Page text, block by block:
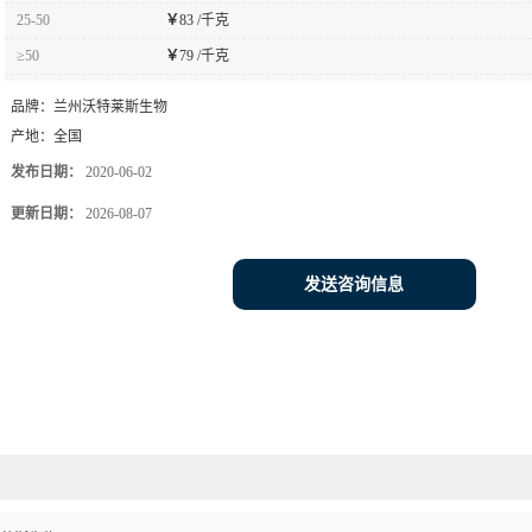
25-50 ￥83 /千克
≥50 ￥79 /千克
品牌： 兰州沃特莱斯生物
产地： 全国
发布日期： 2020-06-02
更新日期： 2026-08-07
发送咨询信息